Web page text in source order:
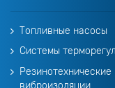
Топливные насосы
Системы
виброизоляции